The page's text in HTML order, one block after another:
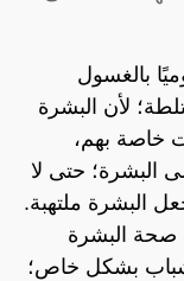
بالغسول
لأن البشرة
خاصة بهم،
البشرة؛ حتى لا
البشرة ملتهبة.
صحة البشرة
بشكل خاص؛